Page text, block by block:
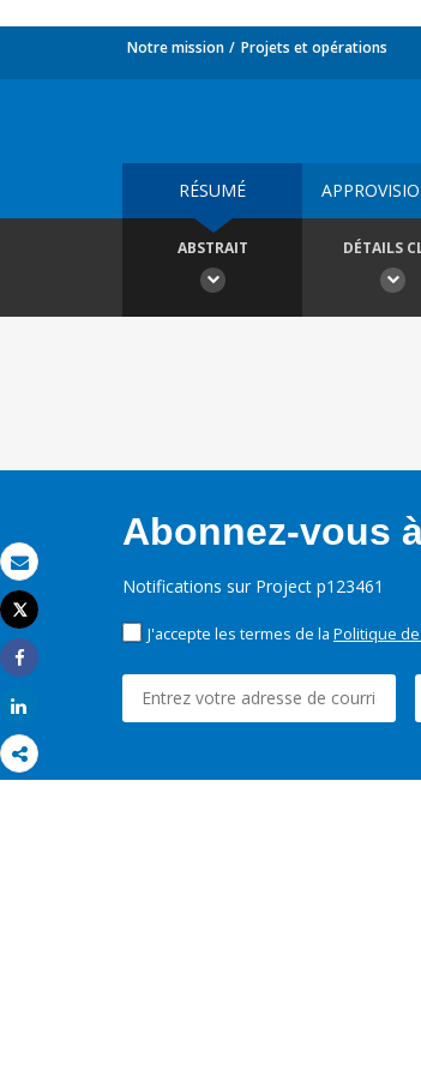
Email
Imprimer
Tweet
Share
Notre mission Projets et opérations
RÉSUMÉ
ABSTRAIT DÉTAILS
Abonnez-vous
Notifications sur Project p123461
J'accepte les termes de la Politique